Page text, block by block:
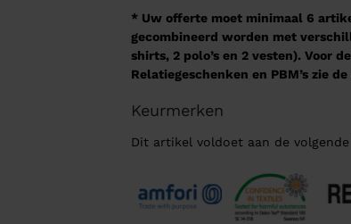
* Uw offerte moet minimaal 6
gecombineerd worden met
shirts, 2 polo’s en 2 vesten). Voor
Relatiegeschenken en PBM’s zie
Keurmerken
Dit artikel voldoet aan de